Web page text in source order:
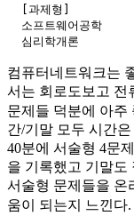
  [과제형]
  소프트웨어공학
컴퓨터네트워크는
서는 회로도보고 전
문제들 덕분에 아주
간/기말 모두 시간
40분에 서술형 4문
을 기록했고 기말도
서술형 문제들을 온
움이 되는지 느낀다.